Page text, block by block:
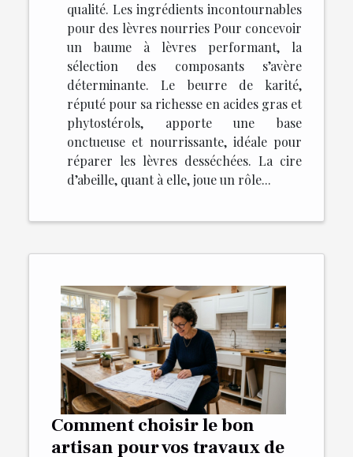
qualité. Les ingrédients incontournables
pour des lèvres nourries Pour concevoir
un baume à lèvres performant, la
sélection des composants s’avère
déterminante. Le beurre de karité,
réputé pour sa richesse en acides gras et
phytostérols, apporte une base
onctueuse et nourrissante, idéale pour
réparer les lèvres desséchées. La cire
d’abeille, quant à elle, joue un rôle...
Comment choisir le bon
artisan pour vos travaux de